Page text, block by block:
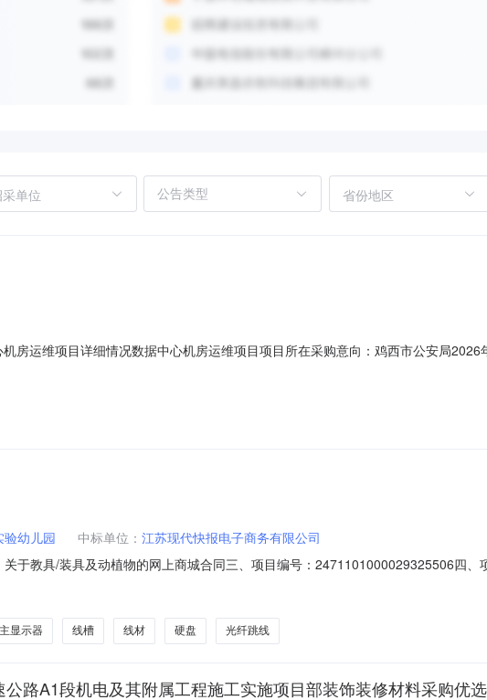
单位 省份地区
房运维项目详细情况数据中心机房运维项目项目所在采购意向：鸡西市公安局
备注：无本次公开的采购意向是本单位政府采购工作的初步安排，具体采购项目情
幼儿园 中标单位： 江苏现代快报电子商务有限公司
于教具/装具及动植物的网上商城合同三、项目编号：2471101000029325506四、
室联系方式：13705173654六、合同主体信息1.主要标的信息：主要标的名称：国
显示器 线槽 线材 硬盘 光纤跳线
路A1段机电及其附属工程施工实施项目部装饰装修材料采购优